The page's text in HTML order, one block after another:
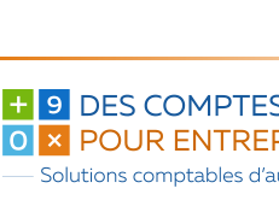
Aller
contenu